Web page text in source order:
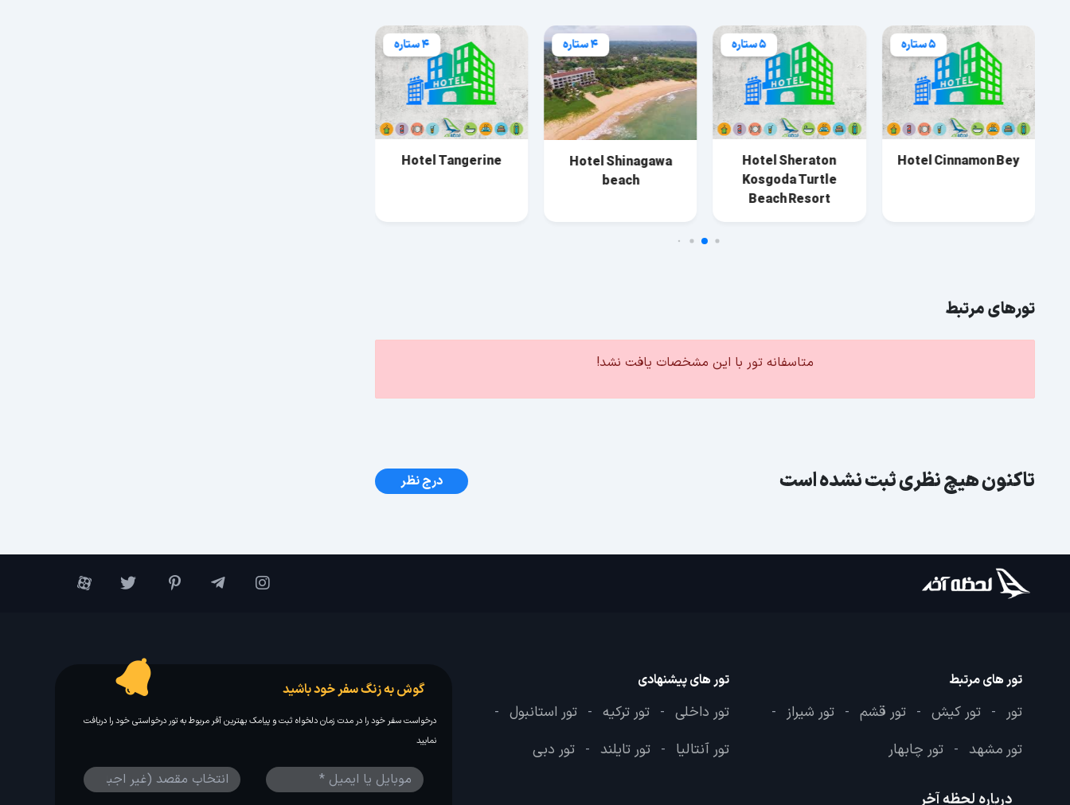
5 ستاره
Hotel Cinnamon Bey
5 ستاره
Hotel Sheraton
Kosgoda Turtle
Beach Resort
4 ستاره
Hotel Shinagawa
beach
4 ستاره
Hotel Tangerine
تورهای مرتبط
متاسفانه تور با این مشخصات یافت نشد!
تاکنون هیچ نظری ثبت نشده است درج نظر
تور های مرتبط
تور - تور کیش - تور قشم - تور شیراز -
تور مشهد - تور چابهار
تور های پیشنهادی
تور داخلی - تور ترکیه - تور استانبول -
تور آنتالیا - تور تایلند - تور دبی
درباره لحظه آخر
گوش به زنگ سفر خود باشید
درخواست سفر خود را در مدت زمان دلخواه ثبت و پیامک بهترین آفر مربوط به تور درخواستی خود را دریافت
نمایید